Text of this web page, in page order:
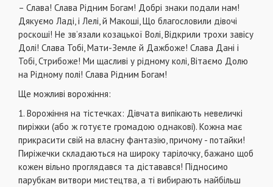
– Слава! Слава Рідним Богам! Добрі знаки подали нам!
Дякуємо Ладі, і Лелі, й Макоші, Що благословили дівочі
роскоші! Не зв’язали козацької Волі, Відкрили трохи завісу
Долі! Слава Тобі, Мати-Земле й Дажбоже! Слава Дані і
Тобі, Стрибоже! Ми щасливі у рідному колі, Вітаємо Долю
на Рідному полі! Слава Рідним Богам!
Ще можливі ворожіння:
1. Ворожіння на тістечках: Дівчата випікають невеличкі
пиріжки (або ж готуєте громадою однакові). Кожна має
прикрасити свій на власну фантазію, причому - потайки!
Пиріжечки складаються на широку тарілочку, бажано щоб
кожен вільно проглядався та діставався! Підносимо
парубкам витвори мистецтва, а ті вибирають найбільш